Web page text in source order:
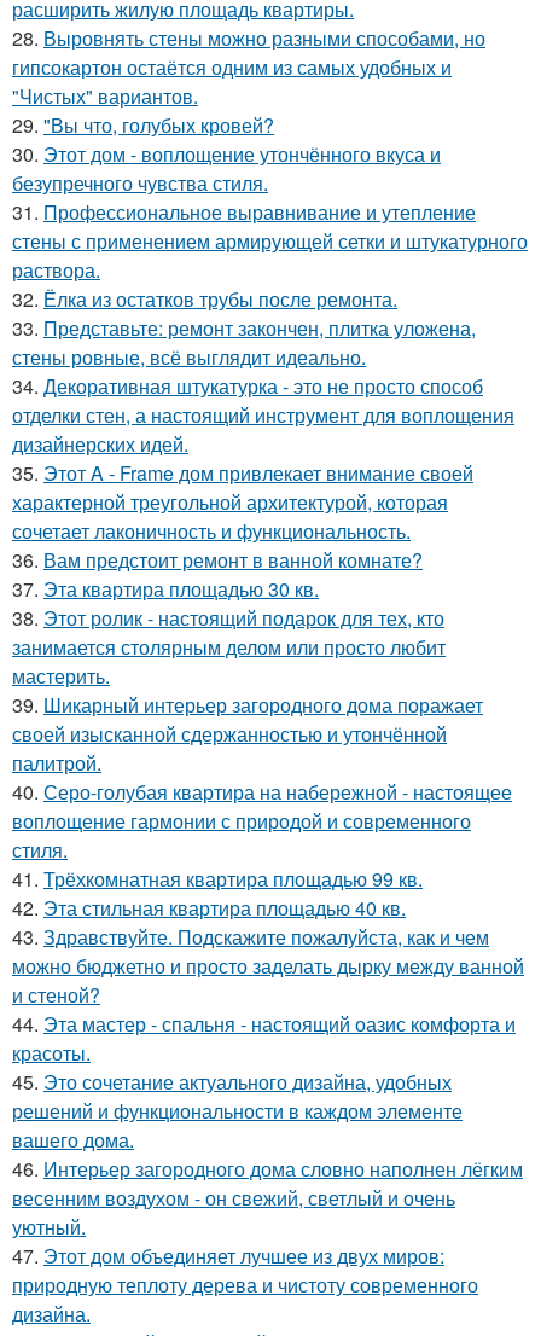
расширить жилую площадь квартиры.
28. Выровнять стены можно разными способами, но
гипсокартон остаётся одним из самых удобных и
"Чистых" вариантов.
29. "Вы что, голубых кровей?
30. Этот дом - воплощение утончённого вкуса и
безупречного чувства стиля.
31. Профессиональное выравнивание и утепление
стены с применением армирующей сетки и штукатурного
раствора.
32. Ёлка из остатков трубы после ремонта.
33. Представьте: ремонт закончен, плитка уложена,
стены ровные, всё выглядит идеально.
34. Декоративная штукатурка - это не просто способ
отделки стен, а настоящий инструмент для воплощения
дизайнерских идей.
35. Этот A - Frame дом привлекает внимание своей
характерной треугольной архитектурой, которая
сочетает лаконичность и функциональность.
36. Вам предстоит ремонт в ванной комнате?
37. Эта квартира площадью 30 кв.
38. Этот ролик - настоящий подарок для тех, кто
занимается столярным делом или просто любит
мастерить.
39. Шикарный интерьер загородного дома поражает
своей изысканной сдержанностью и утончённой
палитрой.
40. Серо-голубая квартира на набережной - настоящее
воплощение гармонии с природой и современного
стиля.
41. Трёхкомнатная квартира площадью 99 кв.
42. Эта стильная квартира площадью 40 кв.
43. Здравствуйте. Подскажите пожалуйста, как и чем
можно бюджетно и просто заделать дырку между ванной
и стеной?
44. Эта мастер - спальня - настоящий оазис комфорта и
красоты.
45. Это сочетание актуального дизайна, удобных
решений и функциональности в каждом элементе
вашего дома.
46. Интерьер загородного дома словно наполнен лёгким
весенним воздухом - он свежий, светлый и очень
уютный.
47. Этот дом объединяет лучшее из двух миров:
природную теплоту дерева и чистоту современного
дизайна.